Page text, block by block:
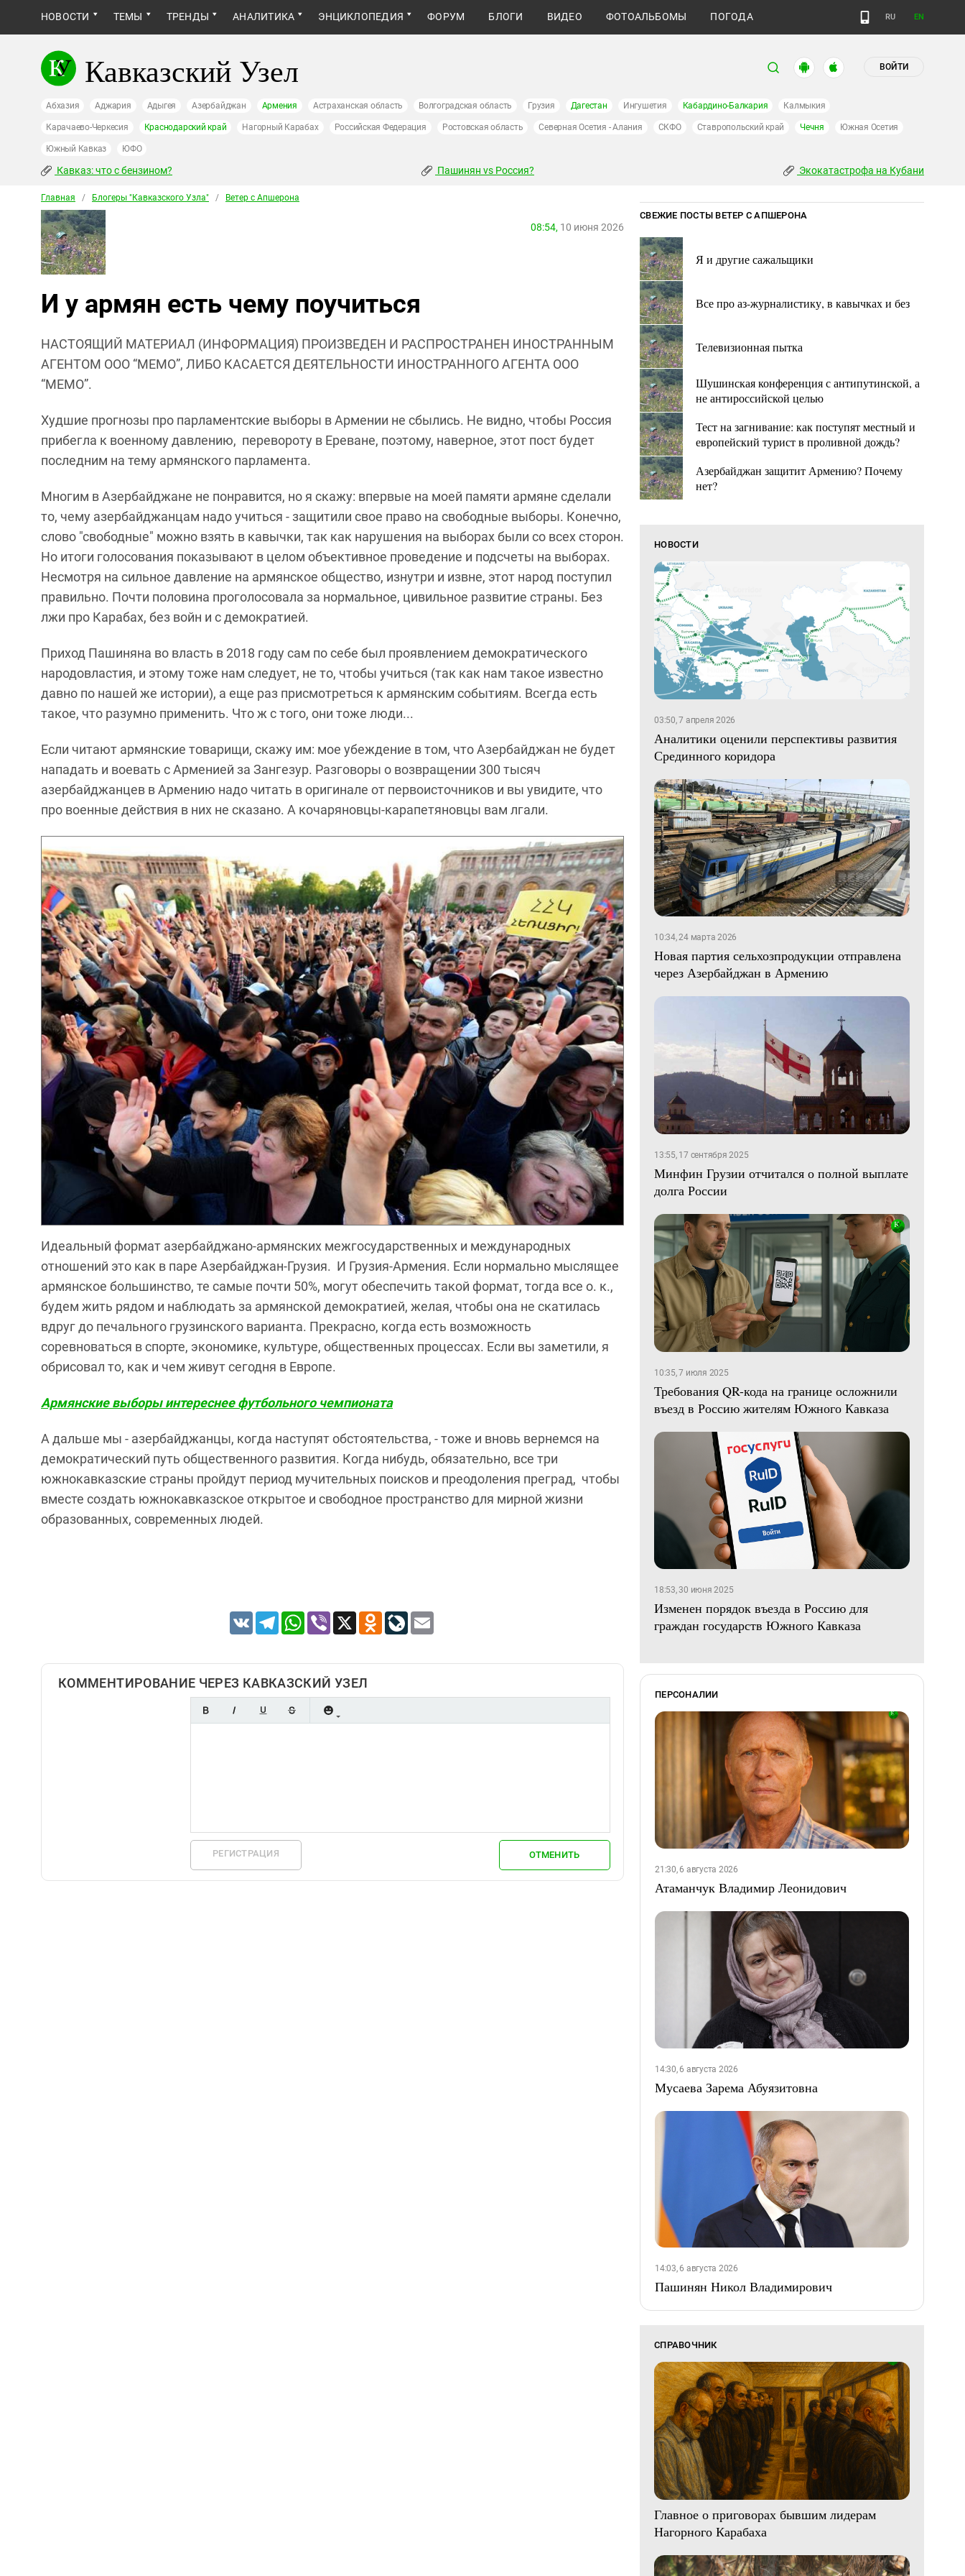
НОВОСТИ ТЕМЫ ТРЕНДЫ АНАЛИТИКА ЭНЦИКЛОПЕДИЯ ФОРУМ БЛОГИ ВИДЕО ФОТОАЛЬБОМЫ ПОГОДА RU EN
Кавказский Узел ВОЙТИ
Абхазия Аджария Адыгея Азербайджан Армения Астраханская область Волгоградская область Грузия Дагестан Ингушетия Кабардино-Балкария Калмыкия
Карачаево-Черкесия Краснодарский край Нагорный Карабах Российская Федерация Ростовская область Северная Осетия - Алания СКФО Ставропольский край Чечня Южная Осетия
Южный Кавказ ЮФО
Кавказ: что с бензином? Пашинян vs Россия? Экокатастрофа на Кубани
Главная / Блогеры "Кавказского Узла" / Ветер с Апшерона
08:54, 10 июня 2026
И у армян есть чему поучиться
НАСТОЯЩИЙ МАТЕРИАЛ (ИНФОРМАЦИЯ) ПРОИЗВЕДЕН И РАСПРОСТРАНЕН ИНОСТРАННЫМ
АГЕНТОМ ООО “МЕМО”, ЛИБО КАСАЕТСЯ ДЕЯТЕЛЬНОСТИ ИНОСТРАННОГО АГЕНТА ООО
“МЕМО”.
Худшие прогнозы про парламентские выборы в Армении не сбылись. Не видно, чтобы Россия
прибегла к военному давлению, перевороту в Ереване, поэтому, наверное, этот пост будет
последним на тему армянского парламента.
Многим в Азербайджане не понравится, но я скажу: впервые на моей памяти армяне сделали
то, чему азербайджанцам надо учиться - защитили свое право на свободные выборы. Конечно,
слово "свободные" можно взять в кавычки, так как нарушения на выборах были со всех сторон.
Но итоги голосования показывают в целом объективное проведение и подсчеты на выборах.
Несмотря на сильное давление на армянское общество, изнутри и извне, этот народ поступил
правильно. Почти половина проголосовала за нормальное, цивильное развитие страны. Без
лжи про Карабах, без войн и с демократией.
Приход Пашиняна во власть в 2018 году сам по себе был проявлением демократического
народовластия, и этому тоже нам следует, не то, чтобы учиться (так как нам такое известно
давно по нашей же истории), а еще раз присмотреться к армянским событиям. Всегда есть
такое, что разумно применить. Что ж с того, они тоже люди...
Если читают армянские товарищи, скажу им: мое убеждение в том, что Азербайджан не будет
нападать и воевать с Арменией за Зангезур. Разговоры о возвращении 300 тысяч
азербайджанцев в Армению надо читать в оригинале от первоисточников и вы увидите, что
про военные действия в них не сказано. А кочаряновцы-карапетяновцы вам лгали.
Идеальный формат азербайджано-армянских межгосударственных и международных
отношений это как в паре Азербайджан-Грузия. И Грузия-Армения. Если нормально мыслящее
армянское большинство, те самые почти 50%, могут обеспечить такой формат, тогда все о. к.,
будем жить рядом и наблюдать за армянской демократией, желая, чтобы она не скатилась
вдруг до печального грузинского варианта. Прекрасно, когда есть возможность
соревноваться в спорте, экономике, культуре, общественных процессах. Если вы заметили, я
обрисовал то, как и чем живут сегодня в Европе.
Армянские выборы интереснее футбольного чемпионата
А дальше мы - азербайджанцы, когда наступят обстоятельства, - тоже и вновь вернемся на
демократический путь общественного развития. Когда нибудь, обязательно, все три
южнокавказские страны пройдут период мучительных поисков и преодоления преград, чтобы
вместе создать южнокавказское открытое и свободное пространство для мирной жизни
образованных, современных людей.
VK TelegramWhatsApp
Viber X Odnoklassniki
LiveJournal
КОММЕНТИРОВАНИЕ ЧЕРЕЗ КАВКАЗСКИЙ УЗЕЛ
РЕГИСТРАЦИЯ ОТМЕНИТЬ
СВЕЖИЕ ПОСТЫ ВЕТЕР С АПШЕРОНА
Я и другие сажальщики
Все про аз-журналистику, в кавычках и без
Телевизионная пытка
Шушинская конференция с антипутинской, а
не антироссийской целью
Тест на загнивание: как поступят местный и
европейский турист в проливной дождь?
Азербайджан защитит Армению? Почему
нет?
НОВОСТИ
03:50, 7 апреля 2026
Аналитики оценили перспективы развития
Срединного коридора
10:34, 24 марта 2026
Новая партия сельхозпродукции отправлена
через Азербайджан в Армению
13:55, 17 сентября 2025
Минфин Грузии отчитался о полной выплате
долга России
10:35, 7 июля 2025
Требования QR-кода на границе осложнили
въезд в Россию жителям Южного Кавказа
18:53, 30 июня 2025
Изменен порядок въезда в Россию для
граждан государств Южного Кавказа
ПЕРСОНАЛИИ
21:30, 6 августа 2026
Атаманчук Владимир Леонидович
14:30, 6 августа 2026
Мусаева Зарема Абуязитовна
14:03, 6 августа 2026
Пашинян Никол Владимирович
СПРАВОЧНИК
Главное о приговорах бывшим лидерам
Нагорного Карабаха